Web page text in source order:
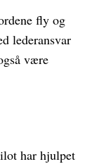
fly og
lederansvar
være
har hjulpet